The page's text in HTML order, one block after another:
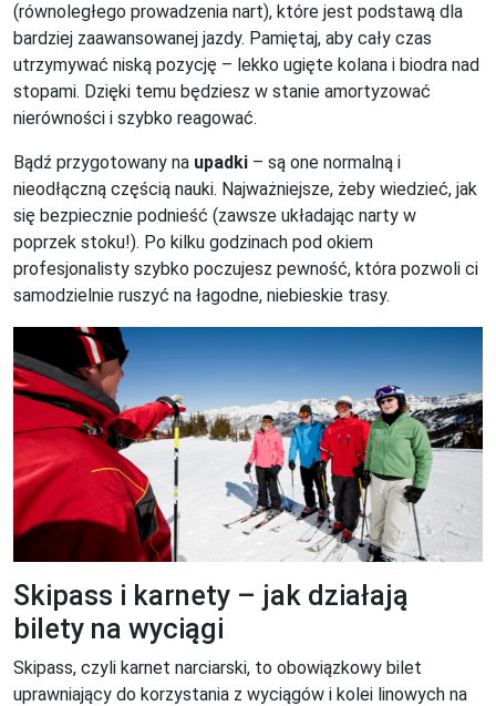
(równoległego prowadzenia nart), które jest podstawą dla
bardziej zaawansowanej jazdy. Pamiętaj, aby cały czas
utrzymywać niską pozycję – lekko ugięte kolana i biodra nad
stopami. Dzięki temu będziesz w stanie amortyzować
nierówności i szybko reagować.
Bądź przygotowany na upadki – są one normalną i
nieodłączną częścią nauki. Najważniejsze, żeby wiedzieć, jak
się bezpiecznie podnieść (zawsze układając narty w
poprzek stoku!). Po kilku godzinach pod okiem
profesjonalisty szybko poczujesz pewność, która pozwoli ci
samodzielnie ruszyć na łagodne, niebieskie trasy.
Skipass i karnety – jak działają
bilety na wyciągi
Skipass, czyli karnet narciarski, to obowiązkowy bilet
uprawniający do korzystania z wyciągów i kolei linowych na